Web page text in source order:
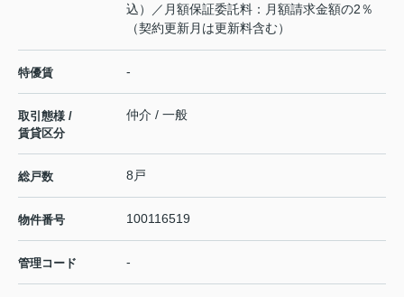
込）／月額保証委託料：月額請求金額の2％
（契約更新月は更新料含む）
特優賃 -
取引態様 /
賃貸区分
仲介 / 一般
総戸数 8戸
物件番号 100116519
管理コード -